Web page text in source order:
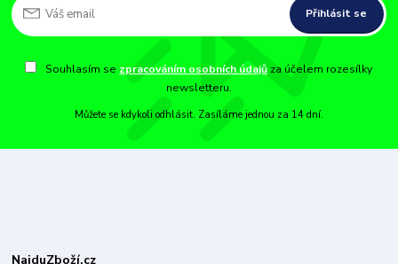
Přihlásit se
Souhlasím se zpracováním osobních údajů za účelem rozesílky
newsletteru.
Můžete se kdykoli odhlásit. Zasíláme jednou za 14 dní.
NajduZboží.cz